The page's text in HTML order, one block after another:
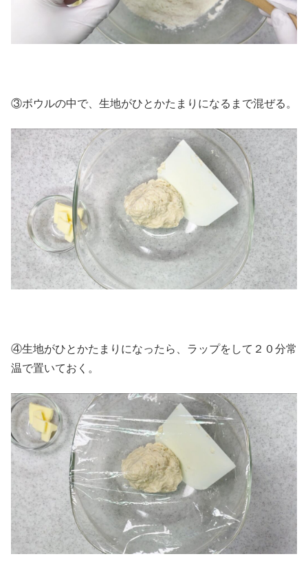
③ボウルの中で、生地がひとかたまりになるまで混ぜる。
④生地がひとかたまりになったら、ラップをして２０分常
温で置いておく。